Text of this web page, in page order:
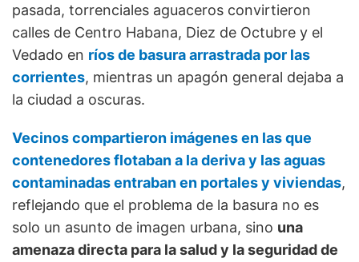
pasada, torrenciales aguaceros convirtieron
calles de Centro Habana, Diez de Octubre y el
Vedado en ríos de basura arrastrada por las
corrientes, mientras un apagón general dejaba a
la ciudad a oscuras.
Vecinos compartieron imágenes en las que
contenedores flotaban a la deriva y las aguas
contaminadas entraban en portales y viviendas,
reflejando que el problema de la basura no es
solo un asunto de imagen urbana, sino una
amenaza directa para la salud y la seguridad de